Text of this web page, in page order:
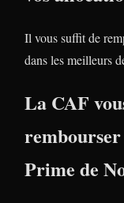
Il vous suffit de
dans les meilleurs
La CAF
Prime de